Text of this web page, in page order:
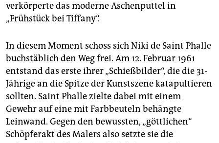
verkörperte das moderne Aschenputtel in
„Frühstück bei Tiffany“.
In diesem Moment schoss sich Niki de Saint Phalle
buchstäblich den Weg frei. Am 12. Februar 1961
entstand das erste ihrer „Schießbilder“, die die 31-
Jährige an die Spitze der Kunstszene katapultieren
sollten. Saint Phalle zielte dabei mit einem
Gewehr auf eine mit Farbbeuteln behängte
Leinwand. Gegen den bewussten, „göttlichen“
Schöpferakt des Malers also setzte sie die